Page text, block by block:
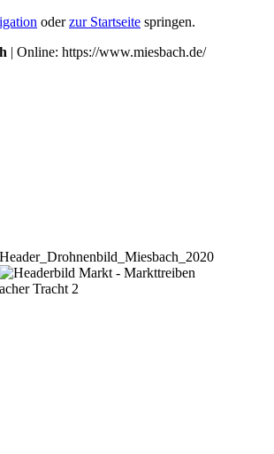
oderzur Startseite springen.
| Online: https://www.miesbach.de/